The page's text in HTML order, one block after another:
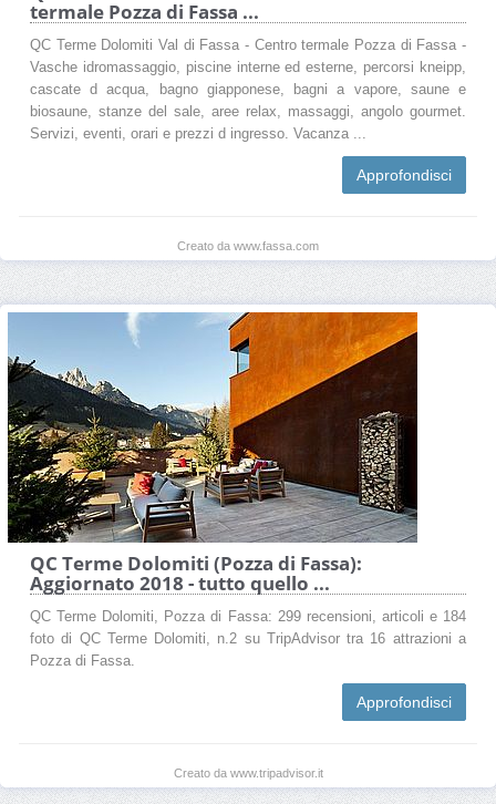
termale Pozza di Fassa ...
QC Terme Dolomiti Val di Fassa - Centro termale Pozza di Fassa -
Vasche idromassaggio, piscine interne ed esterne, percorsi kneipp,
cascate d acqua, bagno giapponese, bagni a vapore, saune e
biosaune, stanze del sale, aree relax, massaggi, angolo gourmet.
Servizi, eventi, orari e prezzi d ingresso. Vacanza ...
Approfondisci
Creato da www.fassa.com
QC Terme Dolomiti (Pozza di Fassa):
Aggiornato 2018 - tutto quello ...
QC Terme Dolomiti, Pozza di Fassa: 299 recensioni, articoli e 184
foto di QC Terme Dolomiti, n.2 su TripAdvisor tra 16 attrazioni a
Pozza di Fassa.
Approfondisci
Creato da www.tripadvisor.it